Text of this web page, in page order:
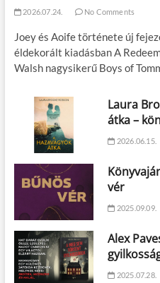
2026.07.24. No Comments
Joey és Aoife története új
éldekorált kiadásban A
Walsh nagysikerű Boys of
Laura
átka –
2026.06.15.
vér
2025.09.09.
Alex
2025.07.28.